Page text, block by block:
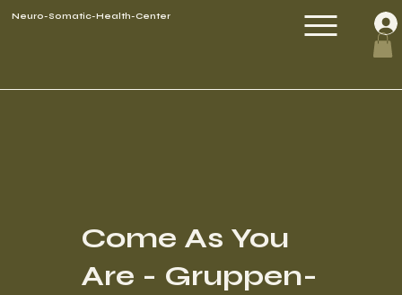
Neuro-Somatic-Health-Center
Come As You
Are - Gruppen-